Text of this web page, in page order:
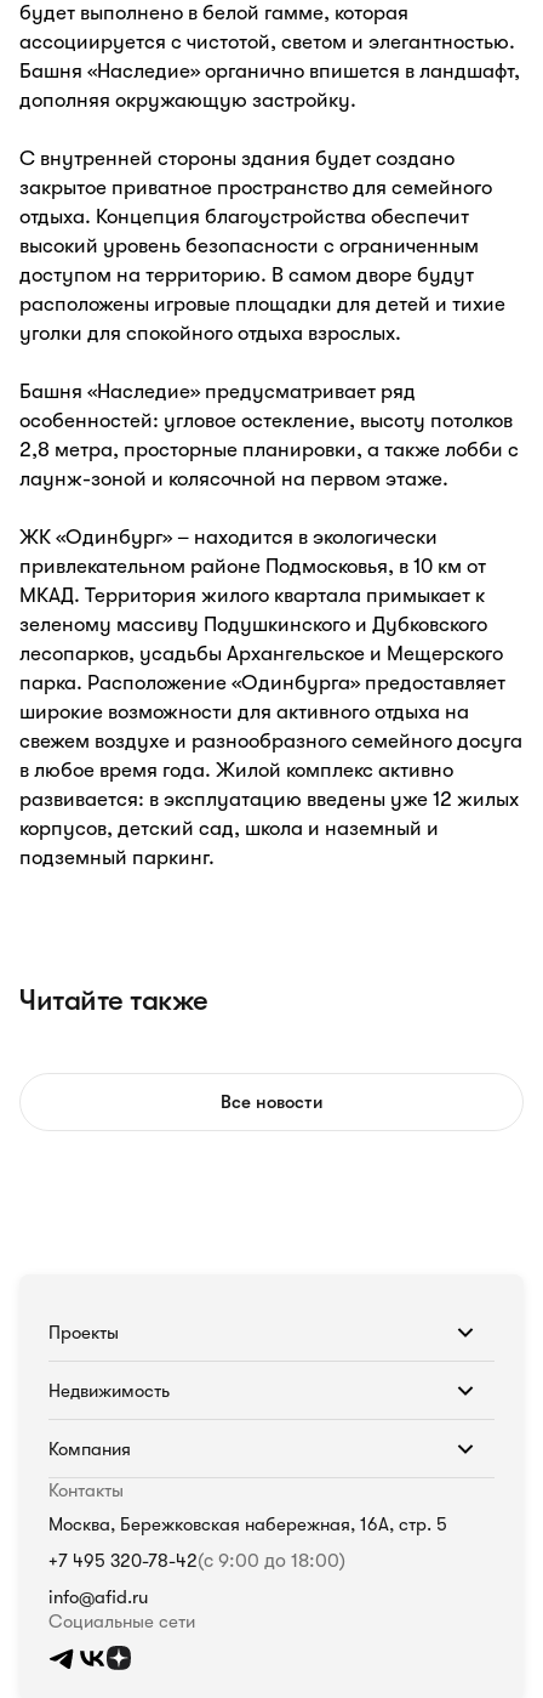
будет выполнено в белой гамме, которая
ассоциируется с чистотой, светом и элегантностью.
Башня «Наследие» органично впишется в ландшафт,
дополняя окружающую застройку.
С внутренней стороны здания будет создано
закрытое приватное пространство для семейного
отдыха. Концепция благоустройства обеспечит
высокий уровень безопасности с ограниченным
доступом на территорию. В самом дворе будут
расположены игровые площадки для детей и тихие
уголки для спокойного отдыха взрослых.
Башня «Наследие» предусматривает ряд
особенностей: угловое остекление, высоту потолков
2,8 метра, просторные планировки, а также лобби с
лаунж-зоной и колясочной на первом этаже.
ЖК «Одинбург» – находится в экологически
привлекательном районе Подмосковья, в 10 км от
МКАД. Территория жилого квартала примыкает к
зеленому массиву Подушкинского и Дубковского
лесопарков, усадьбы Архангельское и Мещерского
парка. Расположение «Одинбурга» предоставляет
широкие возможности для активного отдыха на
свежем воздухе и разнообразного семейного досуга
в любое время года. Жилой комплекс активно
развивается: в эксплуатацию введены уже 12 жилых
корпусов, детский сад, школа и наземный и
подземный паркинг.
Читайте также
Все новости
Проекты
Недвижимость
Компания
Контакты
Москва, Бережковская набережная, 16А, стр. 5
+7 495 320-78-42(с 9:00 до 18:00)
info@afid.ru
Социальные сети